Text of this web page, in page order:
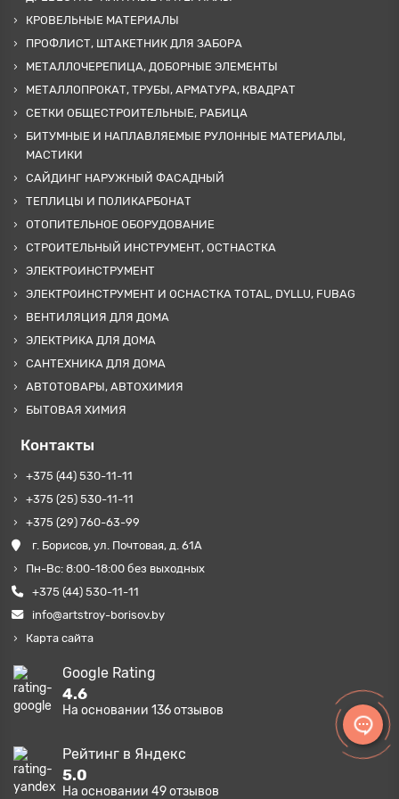
КРОВЕЛЬНЫЕ МАТЕРИАЛЫ
ПРОФЛИСТ, ШТАКЕТНИК ДЛЯ ЗАБОРА
МЕТАЛЛОЧЕРЕПИЦА, ДОБОРНЫЕ ЭЛЕМЕНТЫ
МЕТАЛЛОПРОКАТ, ТРУБЫ, АРМАТУРА, КВАДРАТ
СЕТКИ ОБЩЕСТРОИТЕЛЬНЫЕ, РАБИЦА
БИТУМНЫЕ И НАПЛАВЛЯЕМЫЕ РУЛОННЫЕ МАТЕРИАЛЫ,
МАСТИКИ
САЙДИНГ НАРУЖНЫЙ ФАСАДНЫЙ
ТЕПЛИЦЫ И ПОЛИКАРБОНАТ
ОТОПИТЕЛЬНОЕ ОБОРУДОВАНИЕ
СТРОИТЕЛЬНЫЙ ИНСТРУМЕНТ, ОСТНАСТКА
ЭЛЕКТРОИНСТРУМЕНТ
ЭЛЕКТРОИНСТРУМЕНТ И ОСНАСТКА TOTAL, DYLLU, FUBAG
ВЕНТИЛЯЦИЯ ДЛЯ ДОМА
ЭЛЕКТРИКА ДЛЯ ДОМА
САНТЕХНИКА ДЛЯ ДОМА
АВТОТОВАРЫ, АВТОХИМИЯ
БЫТОВАЯ ХИМИЯ
Контакты
+375 (44) 530-11-11
+375 (25) 530-11-11
+375 (29) 760-63-99
г. Борисов, ул. Почтовая, д. 61А
Пн-Вс: 8:00-18:00 без выходных
+375 (44) 530-11-11
info@artstroy-borisov.by
Карта сайта
Google Rating
4.6
На основании 136отзывов
Рейтинг в Яндекс
5.0
На основании 49отзывов